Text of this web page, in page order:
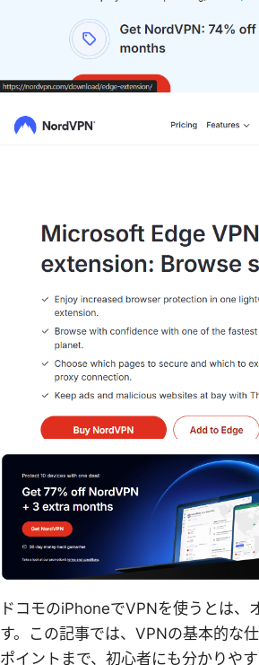
ドコモのiPhoneでVPNを使うとは、
す。この記事では、VPNの基本的な
ポイントまで、初心者にも分かりや